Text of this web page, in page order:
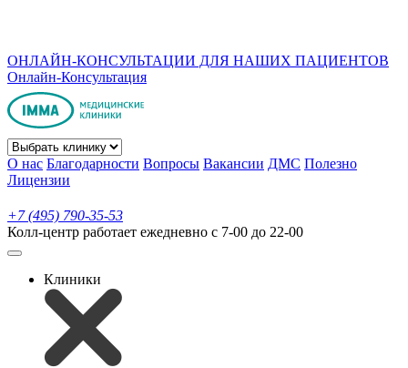
ОНЛАЙН-КОНСУЛЬТАЦИИ ДЛЯ НАШИХ ПАЦИЕНТОВ
Онлайн-Консультация
О нас Благодарности Вопросы Вакансии ДМС Полезно
Лицензии
+7 (495) 790-35-53
Колл-центр работает ежедневно с 7-00 до 22-00
Клиники